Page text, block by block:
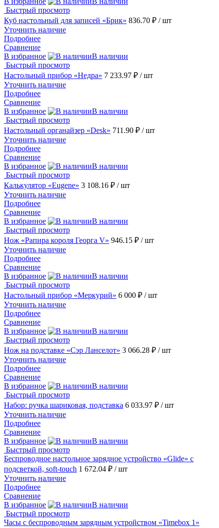
Быстрый просмотр
Куб настольный для записей «Брик» 836.70 ₽ / шт
Уточнить наличие
Подробнее
Сравнение
В избранное
В наличии
Быстрый просмотр
Настольный прибор «Недра» 7 233.97 ₽ / шт
Уточнить наличие
Подробнее
Сравнение
В избранное
В наличии
Быстрый просмотр
Настольный органайзер «Desk» 711.90 ₽ / шт
Уточнить наличие
Подробнее
Сравнение
В избранное
В наличии
Быстрый просмотр
Калькулятор «Eugene» 3 108.16 ₽ / шт
Уточнить наличие
Подробнее
Сравнение
В избранное
В наличии
Быстрый просмотр
Нож «Рапира короля Георга V» 946.15 ₽ / шт
Уточнить наличие
Подробнее
Сравнение
В избранное
В наличии
Быстрый просмотр
Настольный прибор «Меркурий» 6 000 ₽ / шт
Уточнить наличие
Подробнее
Сравнение
В избранное
В наличии
Быстрый просмотр
Нож на подставке «Сэр Ланселот» 3 066.28 ₽ / шт
Уточнить наличие
Подробнее
Сравнение
В избранное
В наличии
Быстрый просмотр
Набор: ручка шариковая, подставка 6 033.97 ₽ / шт
Уточнить наличие
Подробнее
Сравнение
В избранное
В наличии
Быстрый просмотр
Беспроводное настольное зарядное устройство «Glide» с
подсветкой, soft-touch 1 672.04 ₽ / шт
Уточнить наличие
Подробнее
Сравнение
В избранное
В наличии
Быстрый просмотр
Часы с беспроводным зарядным устройством «Timebox 1»